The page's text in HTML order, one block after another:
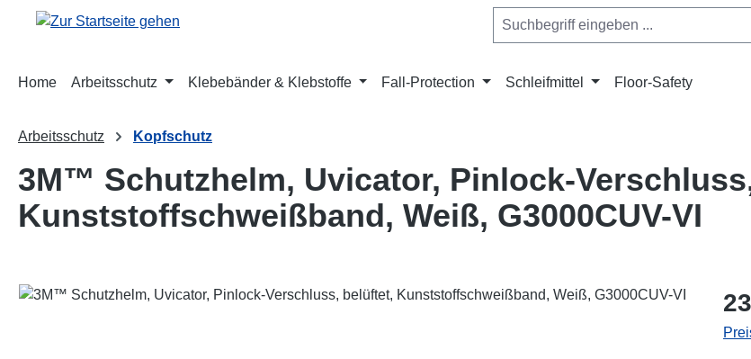
Hauptinhalt springen
Zur Suche springen
Zur Hauptnavigation springen
Home Arbeitsschutz Klebebänder & Klebstoffe Fall-Protection Schleifmittel Floor-Safety
Arbeitsschutz Kopfschutz
3M™ Schutzhelm, Uvicator, Pinlock-
Kunststoffschweißband, Weiß, G3000CUV-VI
Bildergalerie überspringen